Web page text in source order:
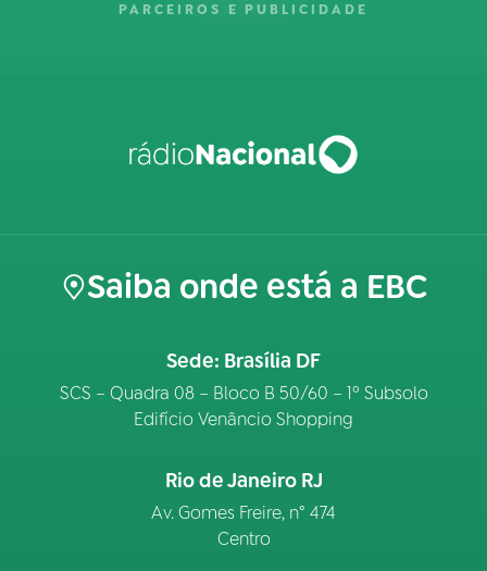
PARCEIROS E PUBLICIDADE
Saiba onde está a EBC
Sede: Brasília DF
SCS – Quadra 08 – Bloco B 50/60 – 1º Subsolo
Edifício Venâncio Shopping
Rio de Janeiro RJ
Av. Gomes Freire, n° 474
Centro